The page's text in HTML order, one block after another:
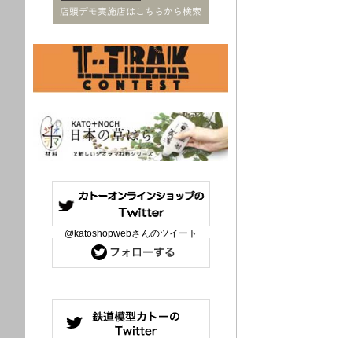
@katoshopwebさんのツイート